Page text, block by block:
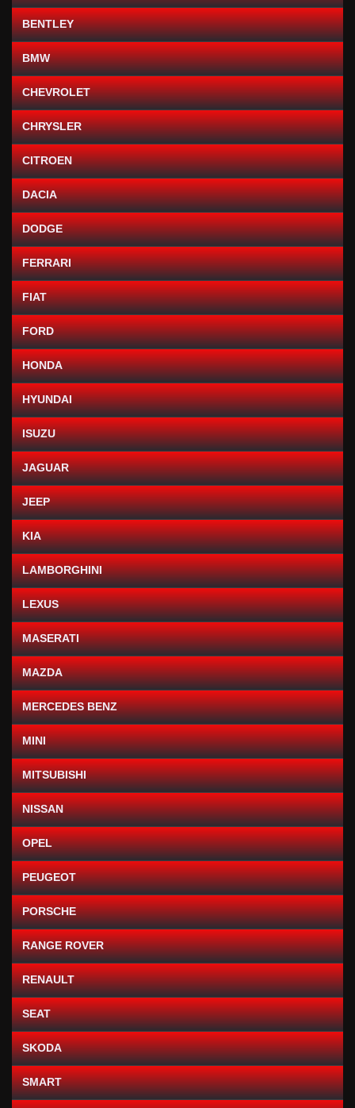
BENTLEY
BMW
CHEVROLET
CHRYSLER
CITROEN
DACIA
DODGE
FERRARI
FIAT
FORD
HONDA
HYUNDAI
ISUZU
JAGUAR
JEEP
KIA
LAMBORGHINI
LEXUS
MASERATI
MAZDA
MERCEDES BENZ
MINI
MITSUBISHI
NISSAN
OPEL
PEUGEOT
PORSCHE
RANGE ROVER
RENAULT
SEAT
SKODA
SMART